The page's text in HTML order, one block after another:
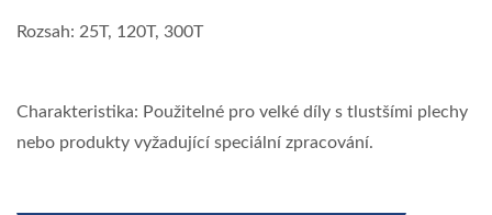
Rozsah: 25T, 120T, 300T
Charakteristika: Použitelné pro velké díly s tlustšími plechy
nebo produkty vyžadující speciální zpracování.